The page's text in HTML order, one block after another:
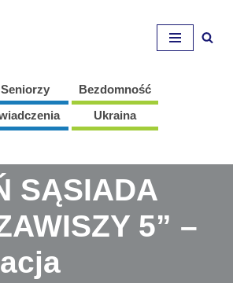
Seniorzy
Bezdomność
Ukraina
SĄSIADA
5” –